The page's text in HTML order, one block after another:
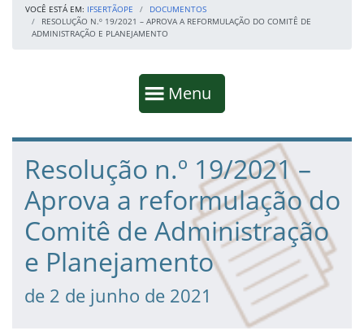
VOCÊ ESTÁ EM: IFSERTÃOPE
DOCUMENTOS
RESOLUÇÃO N.º 19/2021 – APROVA A REFORMULAÇÃO DO COMITÊ DE
ADMINISTRAÇÃO E PLANEJAMENTO
Mostrar
Menu
Fim da navegação
Início do conteúdo
Resolução n.º 19/2021 –
Aprova a reformulação do
Comitê de Administração
e Planejamento
de 2 de junho de 2021